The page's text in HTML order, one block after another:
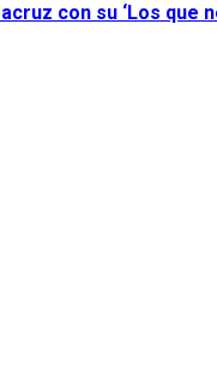
con su ‘Los que